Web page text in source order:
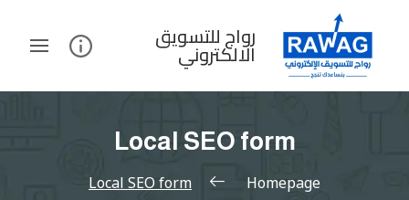
content
رواج للتسويق
الالكتروني
Local SEO form
Homepage
Local SEO form